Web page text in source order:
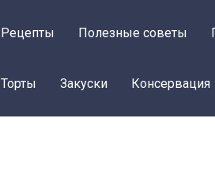
Рецепты Полезные советы
Торты Закуски Консервация